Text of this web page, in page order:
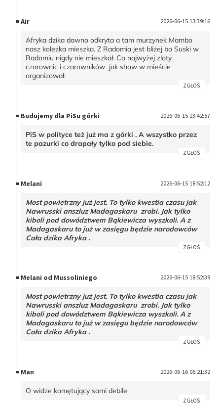
Air 2026-06-15 13:39:16
Afryka dzika dawno odkryta a tam murzynek Mambo
nasz koleżka mieszka. Z Radomia jest bliżej bo Suski w
Radomiu nigdy nie mieszkał. Co najwyżej zloty
czarownic i czarowników jak show w mieście
organizował.
ZGŁOŚ
Budujemy dla PiSu górki 2026-06-15 13:42:57
PiS w polityce też już ma z górki . A wszystko przez
te pazurki co drapały tylko pod siebie.
ZGŁOŚ
Melani 2026-06-15 18:52:12
Most powietrzny już jest. To tylko kwestia czasu jak
Nawrusski anszluz Madagaskaru zrobi. Jak tylko
kiboli pod dowództwem Bąkiewicza wyszkoli. A z
Madagaskaru to już w zasięgu będzie narodowców
Cała dzika Afryka .
ZGŁOŚ
Melani od Mussoliniego 2026-06-15 18:52:39
Most powietrzny już jest. To tylko kwestia czasu jak
Nawrusski anszluz Madagaskaru zrobi. Jak tylko
kiboli pod dowództwem Bąkiewicza wyszkoli. A z
Madagaskaru to już w zasięgu będzie narodowców
Cała dzika Afryka .
ZGŁOŚ
Man 2026-06-16 06:21:32
O widze komętujący sami debile
ZGŁOŚ